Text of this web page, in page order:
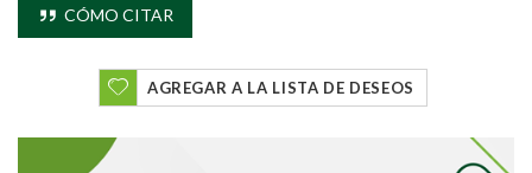
CÓMO CITAR
AGREGAR A LA LISTA DE DESEOS